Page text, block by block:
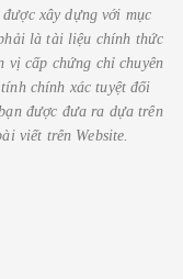
xây dựng với mục
là tài liệu chính thức
vị cấp chứng chỉ chuyên
chính xác tuyệt đối
được đưa ra dựa trên
viết trên Website.